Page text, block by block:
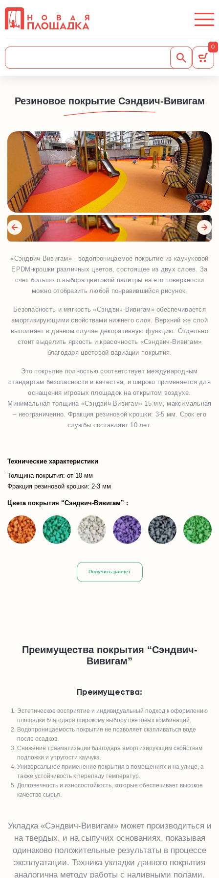
0
Резиновое покрытие Сэндвич-Вивигам
«Сэндвич-Вивигам» - водопроницаемое покрытие из каучуковой
EPDM-крошки различных цветов, состоящее из двух слоев. За
счет большого выбора цветовой палитры на его поверхности
можно отобразить любой понравившийся рисунок.
Безопасность и мягкость «Сэндвич-Вивигам» обеспечивается
амортизирующими свойствами нижнего слоя. Верхний же слой
выполняет в данном случае декоративную функцию. Отдельно
стоит выделить яркость и красочность «Сэндвич-Вивигам»
благодаря цветовой вариации покрытия.
Это покрытие полностью соответствует международным
стандартам безопасности и качества, и широко применяется для
оснащения игровых площадок на открытом воздухе.
Минимальная толщина «Сэндвич-Вивигам» 15 мм, максимальная
– неограниченно. Фракция резиновой крошки: 3-5 мм. Срок его
службы составляет 10 лет.
Технические характеристики
Толщина покрытия: от 10 мм
Фракция резиновой крошки: 2-3 мм
Цвета покрытия “Сэндвич-Вивигам” :
Получить расчет
Преимущества покрытия “Сэндвич-
Вивигам”
Преимущества:
Эстетическое восприятие и индивидуальный подход к оформлению
площадки благодаря широкому выбору цветовых комбинаций.
Водопроницаемость покрытия не позволяет скапливаться воде
после осадков.
Снижение травматизации благодаря амортизирующим свойствам
подложки и упругости каучука.
Универсальное применение покрытия в помещениях и на улице, а
также устойчивость к перепаду температур.
Долговечность и износостойкость, которые обеспечивает высокое
качество сырья.
Укладка «Сэндвич-Вивигам» может производиться и
на твердых, и на сыпучих основаниях, показывая
одинаково положительные результаты в процессе
эксплуатации. Техника укладки данного покрытия
аналогична методу работы с наливными полами.